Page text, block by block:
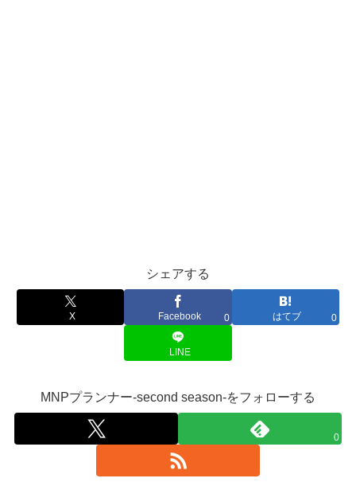
シェアする
X Facebook 0 はてブ 0
LINE
MNPプランナー-second season-をフォローする
0